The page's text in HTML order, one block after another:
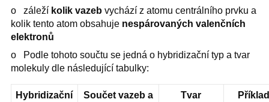
o záleží kolik vazeb vychází z atomu centrálního prvku a
kolik tento atom obsahuje nespárovaných valenčních
elektronů
o Podle tohoto součtu se jedná o hybridizační typ a tvar
molekuly dle následující tabulky:
Hybridizační
Součet vazeb a
Tvar
Příklad